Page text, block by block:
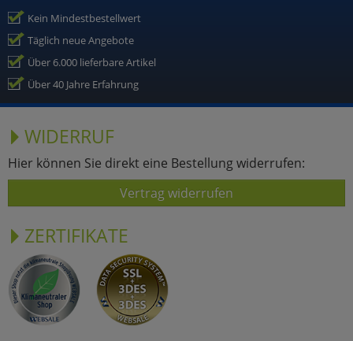
Kein Mindestbestellwert
Täglich neue Angebote
Über 6.000 lieferbare Artikel
Über 40 Jahre Erfahrung
WIDERRUF
Hier können Sie direkt eine Bestellung widerrufen:
Vertrag widerrufen
ZERTIFIKATE